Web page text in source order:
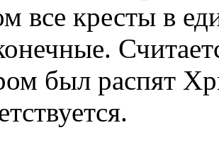
все кресты в
был распят